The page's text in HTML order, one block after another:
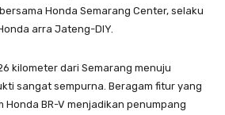
Honda Semarang Center, selaku
arra Jateng-DIY.
kilometer dari Semarang menuju
sangat sempurna. Beragam fitur yang
BR-V menjadikan penumpang